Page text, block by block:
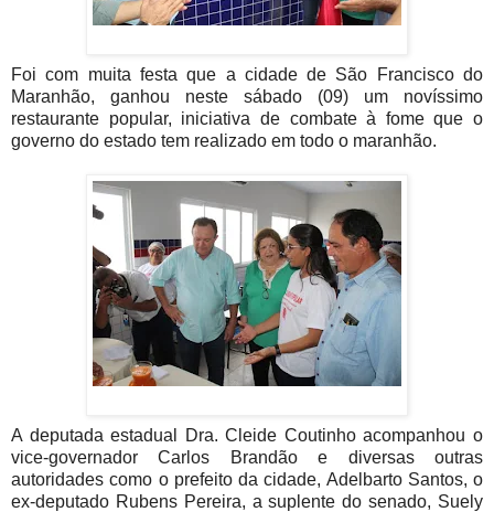
Foi com muita festa que a cidade de São Francisco do
Maranhão, ganhou neste sábado (09) um novíssimo
restaurante popular, iniciativa de combate à fome que o
governo do estado tem realizado em todo o maranhão.
A deputada estadual Dra. Cleide Coutinho acompanhou o
vice-governador Carlos Brandão e diversas outras
autoridades como o prefeito da cidade, Adelbarto Santos, o
ex-deputado Rubens Pereira, a suplente do senado, Suely